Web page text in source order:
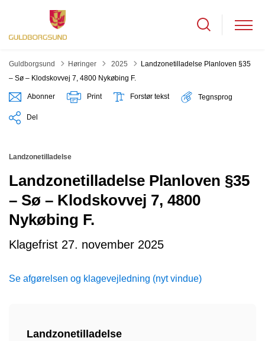
Guldborgsund Høringer Tilbage til
2025
Landzonetilladelse Planloven §35
– Sø – Klodskovvej 7, 4800 Nykøbing F.
Abonner Print Forstør tekst Tegnsprog
Del
Landzonetilladelse
Landzonetilladelse Planloven §35
– Sø – Klodskovvej 7, 4800
Nykøbing F.
Klagefrist 27. november 2025
Se afgørelsen og klagevejledning (nyt vindue)
Landzonetilladelse